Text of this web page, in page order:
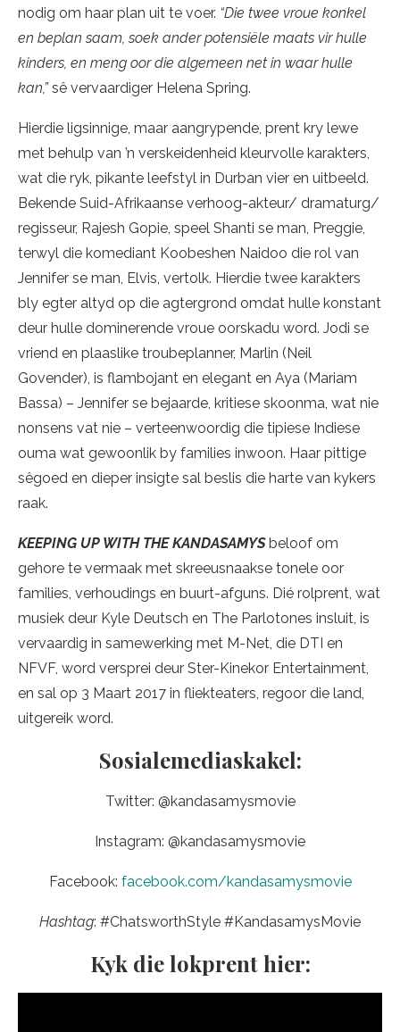
nodig om haar plan uit te voer. “Die twee vroue konkel
en beplan saam, soek ander potensiële maats vir hulle
kinders, en meng oor die algemeen net in waar hulle
kan,”sê vervaardiger Helena Spring.
Hierdie ligsinnige, maar aangrypende, prent kry lewe
met behulp van ’n verskeidenheid kleurvolle karakters,
wat die ryk, pikante leefstyl in Durban vier en uitbeeld.
Bekende Suid-Afrikaanse verhoog-akteur/ dramaturg/
regisseur, Rajesh Gopie, speel Shanti se man, Preggie,
terwyl die komediant Koobeshen Naidoo die rol van
Jennifer se man, Elvis, vertolk. Hierdie twee karakters
bly egter altyd op die agtergrond omdat hulle konstant
deur hulle dominerende vroue oorskadu word. Jodi se
vriend en plaaslike troubeplanner, Marlin (Neil
Govender), is flambojant en elegant en Aya (Mariam
Bassa) – Jennifer se bejaarde, kritiese skoonma, wat nie
nonsens vat nie – verteenwoordig die tipiese Indiese
ouma wat gewoonlik by families inwoon. Haar pittige
sêgoed en dieper insigte sal beslis die harte van kykers
raak.
KEEPING UP WITH THE KANDASAMYSbeloof om
gehore te vermaak met skreeusnaakse tonele oor
families, verhoudings en buurt-afguns. Dié rolprent, wat
musiek deur Kyle Deutsch en The Parlotones insluit, is
vervaardig in samewerking met M-Net, die DTI en
NFVF, word versprei deur Ster-Kinekor Entertainment,
en sal op 3 Maart 2017 in fliekteaters, regoor die land,
uitgereik word.
Sosialemediaskakel:
Twitter: @kandasamysmovie
Instagram: @kandasamysmovie
Facebook: facebook.com/kandasamysmovie
Hashtag: #ChatsworthStyle #KandasamysMovie
Kyk die lokprent hier: